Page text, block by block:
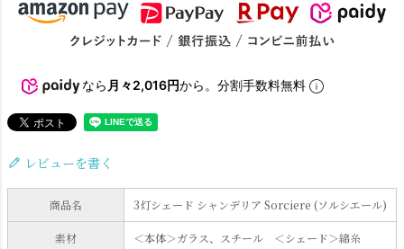
なら 月々2,016円から。分割手数料無料
レビューを書く
商品名 3灯シェード シャンデリア Sorciere (ソルシエール)
素材 ＜本体＞ガラス、スチール ＜シェード＞綿糸